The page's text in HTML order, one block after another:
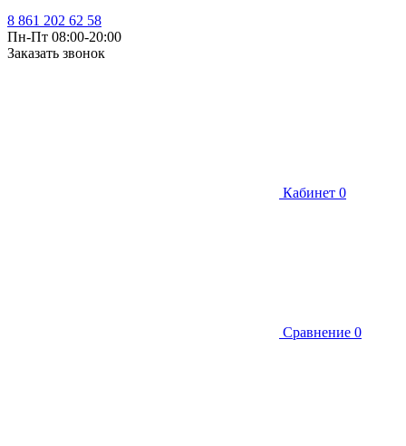
8 861 202 62 58
Пн-Пт 08:00-20:00
Заказать звонок
Кабинет 0
Сравнение 0